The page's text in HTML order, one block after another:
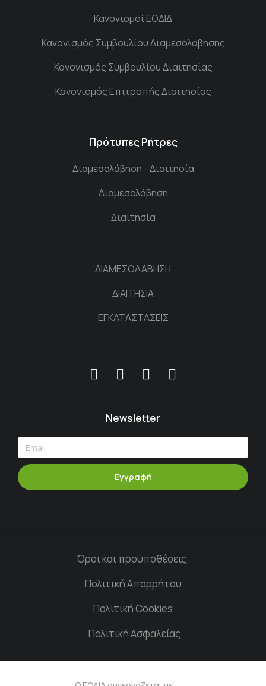
Κανονισμοί ΕΟΔΙΔ
Κανονισμός Συμβουλίου Διαμεσολάβησης
Κανονισμός Συμβουλίου Διαιτησίας
Κανονισμός Επιτροπής Διαιτησίας
Πρότυπες Ρήτρες
Διαμεσολάβηση - Διαιτησία
Διαμεσολάβηση
Διαιτησία
ΔΙΑΜΕΣΟΛΑΒΗΣΗ
ΔΙΑΙΤΗΣΙΑ
ΕΓΚΑΤΑΣΤΑΣΕΙΣ
Newsletter
Εγγραφή
Όροι και προϋποθέσεις
Πολιτική Απορρήτου
Πολιτική Cookies
Πολιτική Ασφαλείας